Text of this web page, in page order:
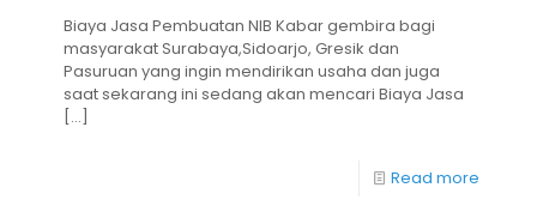
Biaya Jasa Pembuatan NIB Kabar gembira bagi
masyarakat Surabaya,Sidoarjo, Gresik dan
Pasuruan yang ingin mendirikan usaha dan juga
saat sekarang ini sedang akan mencari Biaya Jasa
[…]
Read more